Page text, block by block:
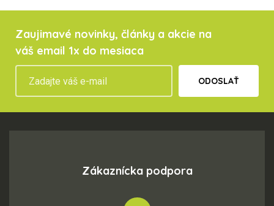
Zaujimavé novinky, články a akcie na
váš email 1x do mesiaca
ODOSLAŤ
Zákaznícka podpora